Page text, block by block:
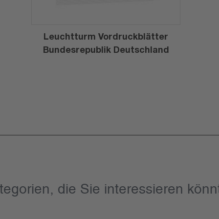
Leuchtturm Vordruckblätter
Bundesrepublik Deutschland
die Sie interessieren